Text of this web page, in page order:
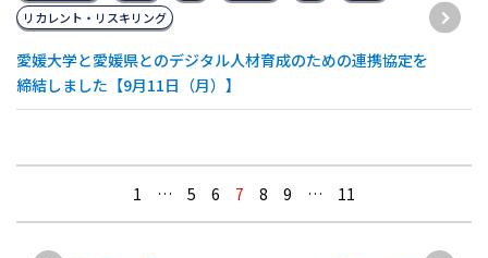
愛媛大学と愛媛県とのデジタル人材育成のための連携協定を
締結しました【9月11日（月）】
リカレント・リスキリング
1 … 5 6 7 8 9 … 11